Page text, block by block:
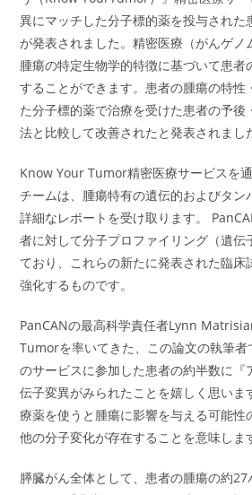
異にマッチした分子標的薬を投与された
が発表されました。精密医療（がんゲノ
腫瘍の特定生物学的特徴に基づいて患者
することができます。患者の腫瘍の特性
た分子標的薬で治療を受けた患者の予後
法と比較して改善されたと発表されまし
Know Your Tumor精密医療サービスを
チームは、腫瘍特有の遺伝的およびタン
詳細なレポートを受け取ります。
者に対して分子プロファイリング（遺伝
ており、これらの新たに発表された臨床
強化するものです。
PanCANの最高科学責任者Lynn
Tumorを率いてきた、この論文の執筆者
のサービスに参加した患者の約半数に『
伝子変異がみられたことを嬉しく思いま
療薬を使うと腫瘍に影響を与える可能性
他の分子変化が存在することを意味しま
膵臓がん全体として、患者の腫瘍の約27